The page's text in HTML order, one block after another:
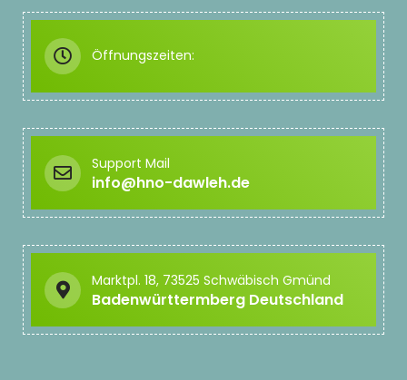
Öffnungszeiten:
Support Mail
info@hno-dawleh.de
Marktpl. 18, 73525 Schwäbisch Gmünd
Badenwürttermberg Deutschland